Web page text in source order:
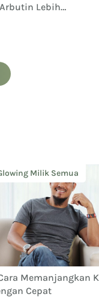
Lebih
Daripada
Milik Semua
Memanjangkan
Cepat